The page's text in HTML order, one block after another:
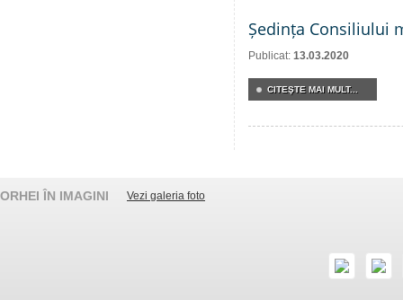
Ședința Consiliului
Publicat: 13.03.2020
CITEŞTE MAI MULT...
ORHEI ÎN IMAGINI Vezi galeria foto